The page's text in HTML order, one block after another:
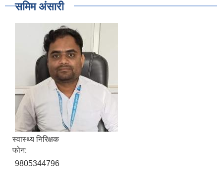
समिम अंसारी
स्वास्थ्य निरिक्षक
फोन:
9805344796